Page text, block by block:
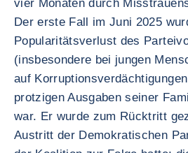
vier Monaten durch
Der erste Fall im Juni 2025
Popularitätsverlust des
(insbesondere bei jungen
auf
protzigen Ausgaben seiner
war. Er wurde zum Rücktritt
Austritt der Demokratischen